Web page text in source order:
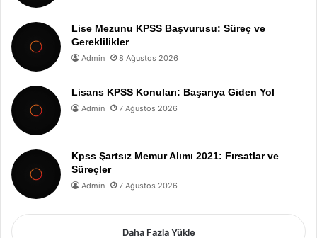
Lise Mezunu KPSS Başvurusu: Süreç ve
Gereklilikler
Admin 8 Ağustos 2026
Lisans KPSS Konuları: Başarıya Giden Yol
Admin 7 Ağustos 2026
Kpss Şartsız Memur Alımı 2021: Fırsatlar ve
Süreçler
Admin 7 Ağustos 2026
Daha Fazla Yükle